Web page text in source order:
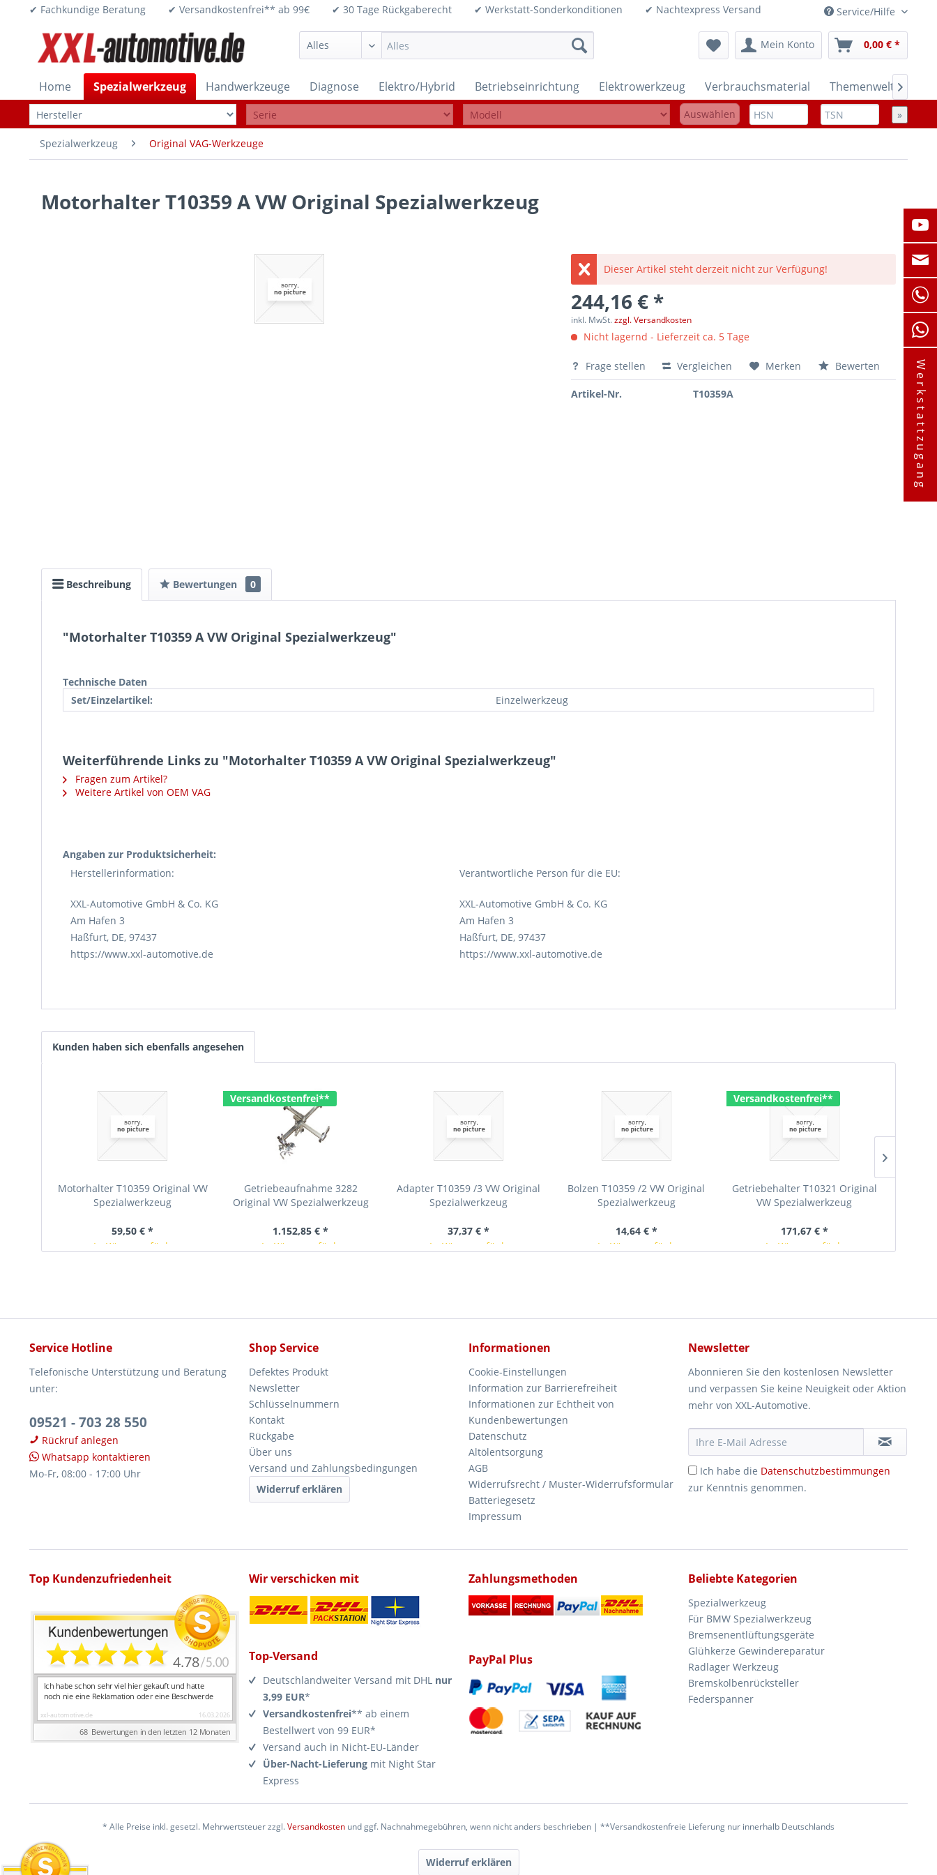
✔ Fachkundige Beratung ✔ Versandkostenfrei** ab 99€ ✔ 30 Tage Rückgaberecht ✔ Werkstatt-Sonderkonditionen ✔ Nachtexpress Versand Service/Hilfe
Mein Konto 0,00 € *
Home Spezialwerkzeug Handwerkzeuge Diagnose Elektro/Hybrid Betriebseinrichtung Elektrowerkzeug Verbrauchsmaterial Themenwelten

Auswählen »
Spezialwerkzeug Original VAG-Werkzeuge
Motorhalter T10359 A VW Original Spezialwerkzeug
Dieser Artikel steht derzeit nicht zur Verfügung!
244,16 € *
inkl. MwSt.zzgl. Versandkosten
Nicht lagernd - Lieferzeit ca. 5 Tage
Frage stellen Vergleichen Merken Bewerten
Artikel-Nr. T10359A
Beschreibung Bewertungen 0
"Motorhalter T10359 A VW Original Spezialwerkzeug"
Technische Daten
Set/Einzelartikel:
Einzelwerkzeug
Weiterführende Links zu "Motorhalter T10359 A VW Original Spezialwerkzeug"
Fragen zum Artikel?
Weitere Artikel von OEM VAG
Angaben zur Produktsicherheit:
Herstellerinformation:
XXL-Automotive GmbH & Co. KG
Am Hafen 3
Haßfurt, DE, 97437
https://www.xxl-automotive.de
Verantwortliche Person für die EU:
XXL-Automotive GmbH & Co. KG
Am Hafen 3
Haßfurt, DE, 97437
https://www.xxl-automotive.de
Kunden haben sich ebenfalls angesehen
Motorhalter T10359 Original VW
Spezialwerkzeug
59,50 € *
In Kürze verfügbar
Versandkostenfrei**
Getriebeaufnahme 3282
Original VW Spezialwerkzeug
1.152,85 € *
In Kürze verfügbar
Adapter T10359 /3 VW Original
Spezialwerkzeug
37,37 € *
In Kürze verfügbar
Bolzen T10359 /2 VW Original
Spezialwerkzeug
14,64 € *
In Kürze verfügbar
Versandkostenfrei**
Getriebehalter T10321 Original
VW Spezialwerkzeug
171,67 € *
In Kürze verfügbar
Service Hotline
Telefonische Unterstützung und Beratung
unter:
09521 - 703 28 550
Rückruf anlegen
Whatsapp kontaktieren
Mo-Fr, 08:00 - 17:00 Uhr
Shop Service
Defektes Produkt
Newsletter
Schlüsselnummern
Kontakt
Rückgabe
Über uns
Versand und Zahlungsbedingungen
Widerruf erklären
Informationen
Cookie-Einstellungen
Information zur Barrierefreiheit
Informationen zur Echtheit von
Kundenbewertungen
Datenschutz
Altölentsorgung
AGB
Widerrufsrecht / Muster-Widerrufsformular
Batteriegesetz
Impressum
Newsletter
Abonnieren Sie den kostenlosen Newsletter
und verpassen Sie keine Neuigkeit oder Aktion
mehr von XXL-Automotive.
Ich habe die Datenschutzbestimmungen
zur Kenntnis genommen.
Top Kundenzufriedenheit Wir verschicken mit
Top-Versand
Deutschlandweiter Versand mit DHL nur
3,99 EUR*
Versandkostenfrei** ab einem
Bestellwert von 99 EUR*
Versand auch in Nicht-EU-Länder
Über-Nacht-Lieferung mit Night Star
Express
Zahlungsmethoden
PayPal Plus
Beliebte Kategorien
Spezialwerkzeug
Für BMW Spezialwerkzeug
Bremsenentlüftungsgeräte
Glühkerze Gewindereparatur
Radlager Werkzeug
Bremskolbenrücksteller
Federspanner
* Alle Preise inkl. gesetzl. Mehrwertsteuer zzgl.Versandkosten und ggf. Nachnahmegebühren, wenn nicht anders beschrieben | **Versandkostenfreie Lieferung nur innerhalb Deutschlands
Widerruf erklären
Werkstattzugang